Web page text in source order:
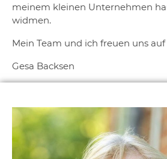
meinem kleinen Unternehmen
widmen.
Mein Team und ich freuen uns
Gesa Backsen